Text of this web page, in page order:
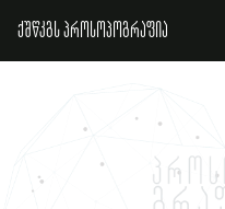
ქშწკგს პროსოპოგრაფია